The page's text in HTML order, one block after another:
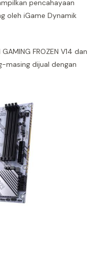
pencahayaan
oleh iGame Dynamik
FROZEN V14 dan
masing dijual dengan